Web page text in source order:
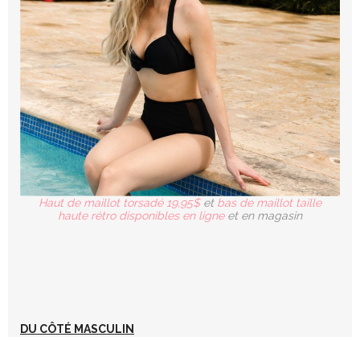
Haut de maillot torsadé 19,95$et bas de maillot taille
haute rétro disponibles en ligneet en magasin
DU CÔTÉ MASCULIN